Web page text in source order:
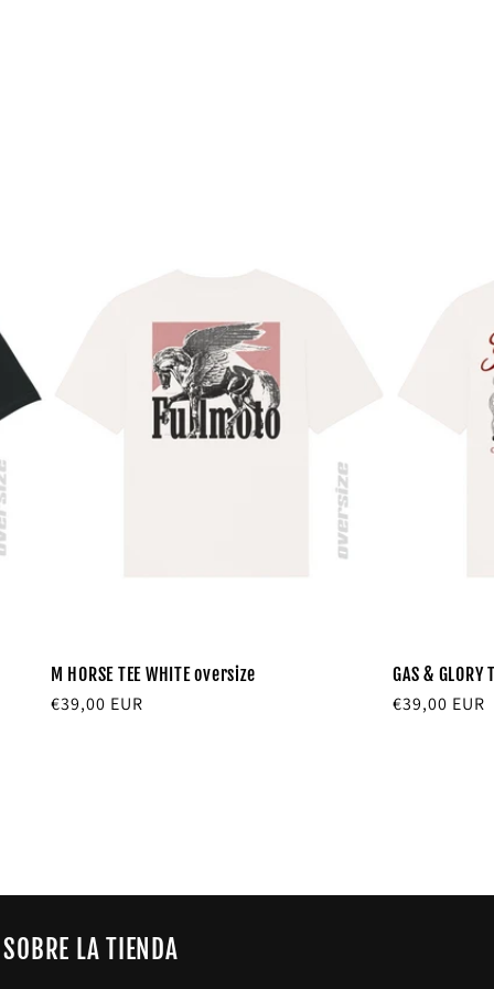
M HORSE TEE WHITE oversize
Precio
€39,00 EUR
GAS &
Precio
€39,00 EUR
SOBRE LA TIENDA